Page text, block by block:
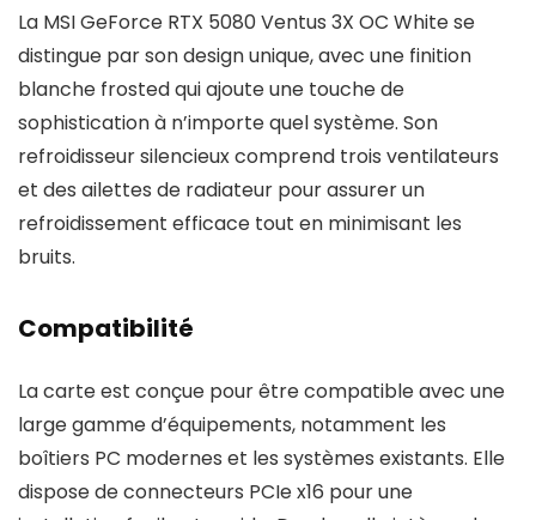
La MSI GeForce RTX 5080 Ventus 3X OC White se
distingue par son design unique, avec une finition
blanche frosted qui ajoute une touche de
sophistication à n’importe quel système. Son
refroidisseur silencieux comprend trois ventilateurs
et des ailettes de radiateur pour assurer un
refroidissement efficace tout en minimisant les
bruits.
Compatibilité
La carte est conçue pour être compatible avec une
large gamme d’équipements, notamment les
boîtiers PC modernes et les systèmes existants. Elle
dispose de connecteurs PCIe x16 pour une